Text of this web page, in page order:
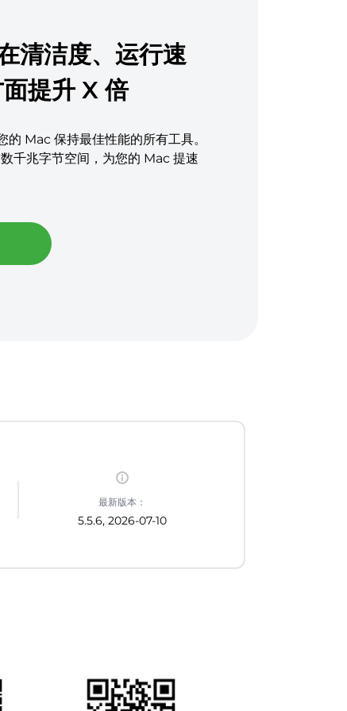
清洁度、运行速
提升 X 倍
Mac 保持最佳性能的所有工具。
千兆字节空间，为您的 Mac 提速
最新版本：
5.5.6, 2026-07-10